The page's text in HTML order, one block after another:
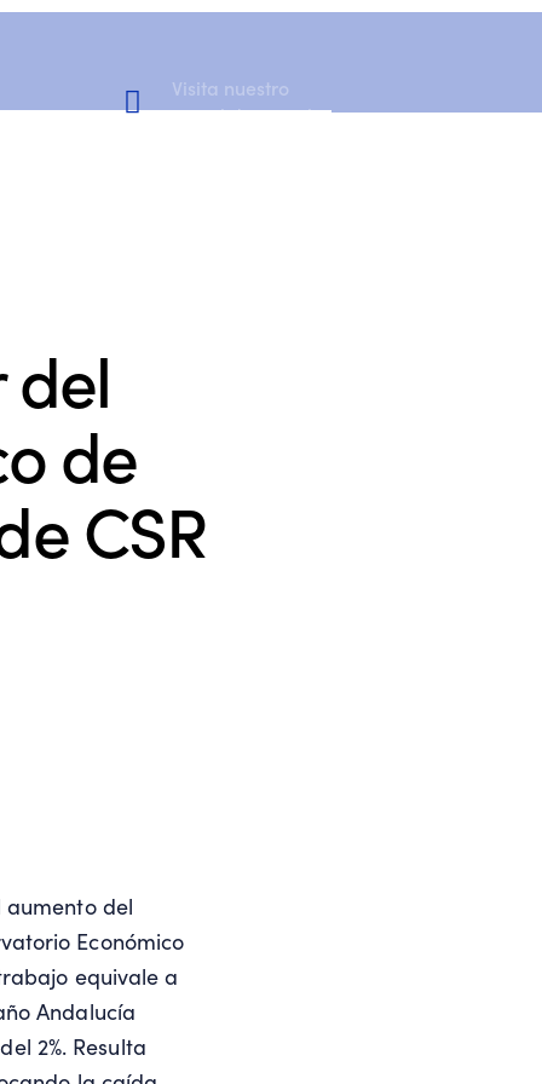
Visita nuestro
Canal de YouTube
de
CSR
del
Económico
equivale a
Andalucía
2%. Resulta